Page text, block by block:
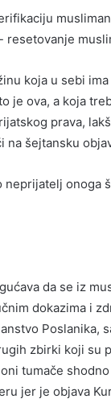
resetovanje
koja u sebi
je ova, a koja
prava,
šejtansku
onoga
da se iz
dokazima i
Poslanika,
zbirki koji su
tumače
jer je objava